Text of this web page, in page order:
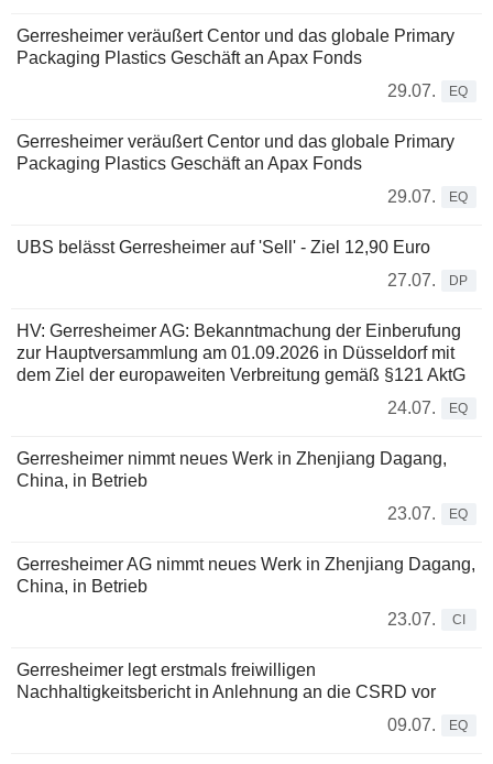
Gerresheimer veräußert Centor und das globale Primary
Packaging Plastics Geschäft an Apax Fonds
29.07.
EQ
Gerresheimer veräußert Centor und das globale Primary
Packaging Plastics Geschäft an Apax Fonds
29.07.
EQ
UBS belässt Gerresheimer auf 'Sell' - Ziel 12,90 Euro
27.07.
DP
HV: Gerresheimer AG: Bekanntmachung der Einberufung
zur Hauptversammlung am 01.09.2026 in Düsseldorf mit
dem Ziel der europaweiten Verbreitung gemäß §121 AktG
24.07.
EQ
Gerresheimer nimmt neues Werk in Zhenjiang Dagang,
China, in Betrieb
23.07.
EQ
Gerresheimer AG nimmt neues Werk in Zhenjiang Dagang,
China, in Betrieb
23.07.
CI
Gerresheimer legt erstmals freiwilligen
Nachhaltigkeitsbericht in Anlehnung an die CSRD vor
09.07.
EQ